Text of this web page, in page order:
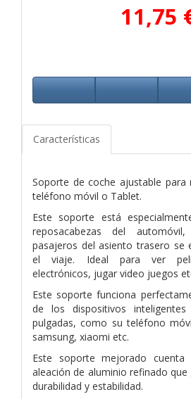
11,75
Características
Soporte de coche ajustable para
teléfono móvil o Tablet.
Este soporte está
reposacabezas del
pasajeros del asiento trasero se
el viaje. Ideal para ver
electrónicos, jugar video juegos
Este soporte funciona
de los dispositivos
pulgadas, como su teléfono
samsung, xiaomi etc.
Este soporte mejorado
aleación de aluminio refinado
durabilidad y estabilidad.